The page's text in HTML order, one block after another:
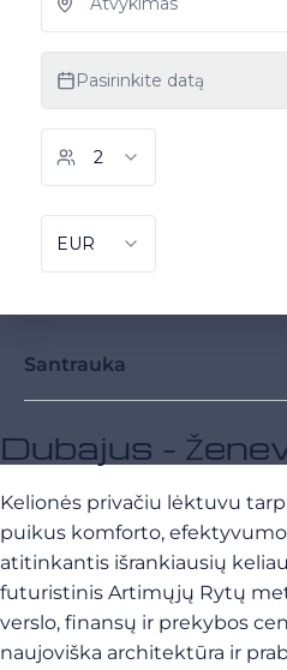
Santrauka
Dubajus -
Kelionės privačiu lėktuvu tarp
puikus komforto,
atitinkantis išrankiausių
futuristinis Artimųjų Rytų
verslo, finansų ir prekybos
naujoviška architektūra ir